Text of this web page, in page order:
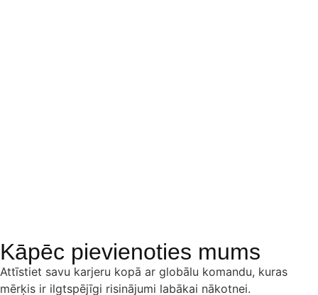
Kāpēc pievienoties mums
Attīstiet savu karjeru kopā ar globālu komandu, kuras
mērķis ir ilgtspējīgi risinājumi labākai nākotnei.